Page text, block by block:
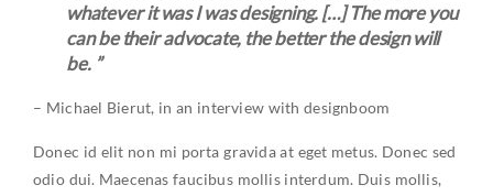
whatever it was I was designing. […] The more you
can be their advocate, the better the design will
be. ”
– Michael Bierut, in an interview with designboom
Donec id elit non mi porta gravida at eget metus. Donec sed
odio dui. Maecenas faucibus mollis interdum. Duis mollis,